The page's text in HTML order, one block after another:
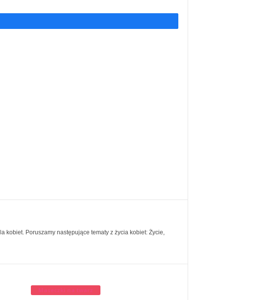
kobiet. Poruszamy następujące tematy z życia kobiet: Życie,
Maseczki na twarz